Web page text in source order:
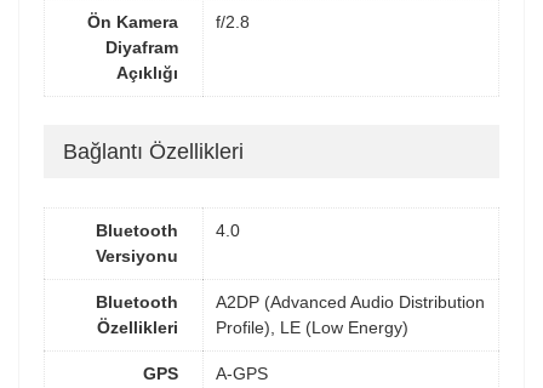
Ön Kamera
Diyafram
Açıklığı
f/2.8
Bağlantı Özellikleri
Bluetooth
Versiyonu
4.0
Bluetooth
Özellikleri
A2DP (Advanced Audio Distribution
Profile), LE (Low Energy)
GPS A-GPS